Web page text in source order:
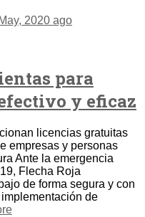
2020 ago
para
y eficaz
licencias gratuitas
empresas y personas
Ante la emergencia
Flecha Roja
de forma segura y con
de